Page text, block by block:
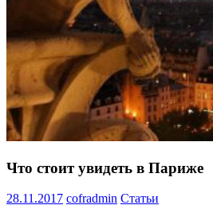
Что стоит увидеть в Париже
28.11.2017 cofradmin Статьи